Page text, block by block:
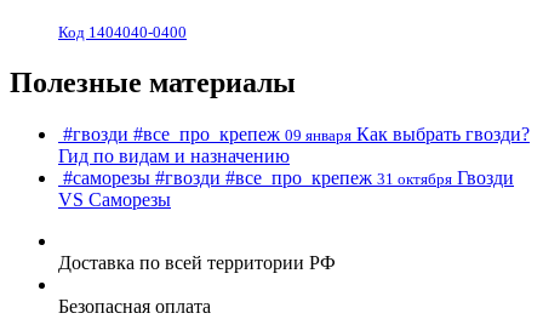
Код 1404040-0400
Полезные материалы
#гвозди #все_про_крепеж 09 января Как выбрать гвозди?
Гид по видам и назначению
#саморезы #гвозди #все_про_крепеж 31 октября Гвозди
VS Cаморезы
Доставка по всей территории РФ
Безопасная оплата